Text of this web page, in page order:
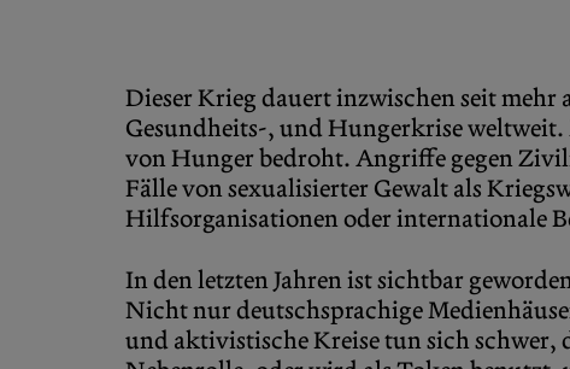
Dieser Krieg dauert inzwischen seit mehr
Gesundheits-, und Hungerkrise
von Hunger bedroht. Angriffe gegen
Fälle von sexualisierter Gewalt als
Hilfsorganisationen oder internationale
In den letzten Jahren ist sichtbar
Nicht nur deutschsprachige
und aktivistische Kreise tun sich schwer,